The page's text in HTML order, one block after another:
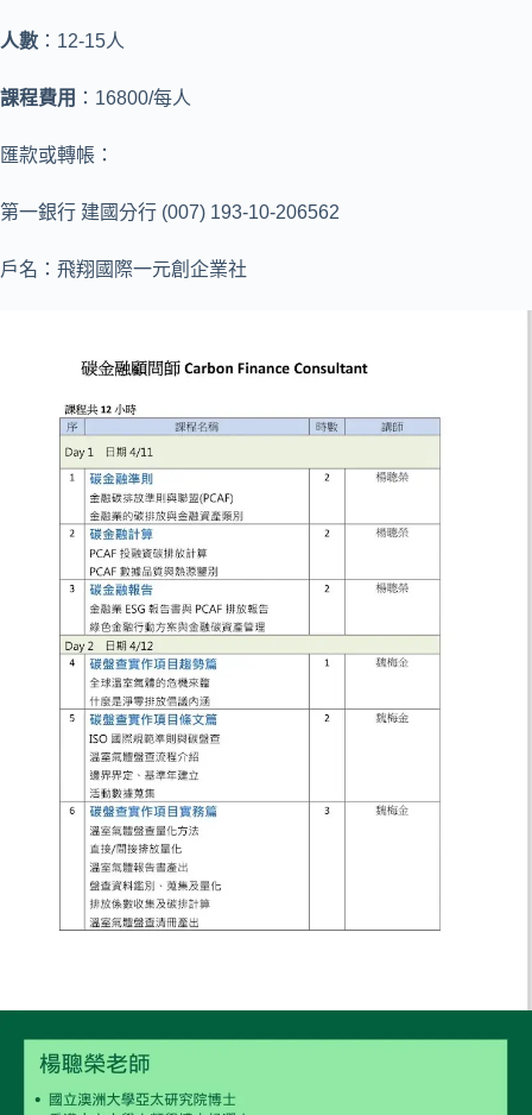
人數 ：12-15人
課程費用 ：16800/每人
匯款或轉帳：
第一銀行 建國分行 (007) 193-10-206562
戶名：飛翔國際一元創企業社